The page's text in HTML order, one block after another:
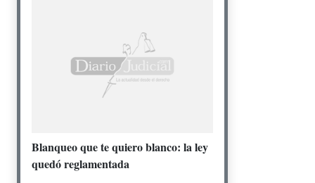
Blanqueo que te quiero blanco: la ley
quedó reglamentada